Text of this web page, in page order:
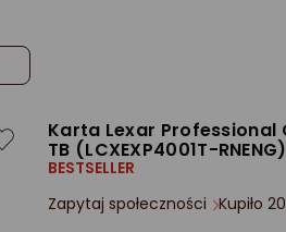
Karta Lexar Professional
TB (LCXEXP4001T-RNENG)
BESTSELLER
Zapytaj społeczności Kupiło